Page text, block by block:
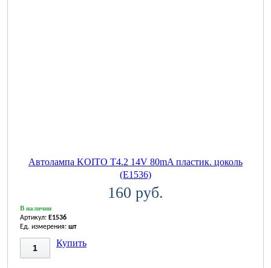
Автолампа KOITO T4.2 14V 80mA пластик. цоколь
(E1536)
160 руб.
В наличии
Артикул: E1536
Ед. измерения: шт
Купить